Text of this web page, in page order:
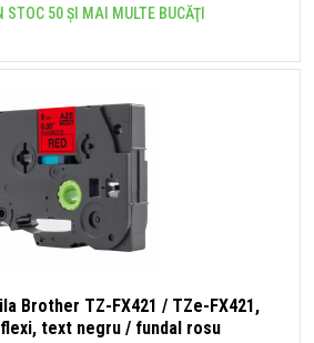
STOC 50 ȘI MAI MULTE BUCĂŢI
Brother TZ-FX421 / TZe-FX421,
flexi, text negru / fundal rosu